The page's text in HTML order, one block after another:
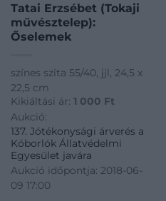
Tatai Erzsébet (Tokaji
művésztelep):
Őselemek
színes szita 55/40, jjl, 24,5 x
22,5 cm
Kikiáltási ár: 1 000 Ft
Aukció:
137. Jótékonysági árverés a
Kóborlók Állatvédelmi
Egyesület javára
Aukció időpontja: 2018-06-
09 17:00